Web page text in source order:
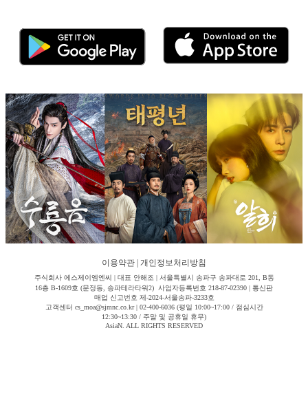
이용약관 개인정보처리방침
주식회사 에스제이엠엔씨 | 대표 안해조 | 서울특별시 송파구 송파대로 201, B동
16층 B-1609호 (문정동, 송파테라타워2) 사업자등록번호 218-87-02390 | 통신판
매업 신고번호 제-2024-서울송파-3233호
고객센터 cs_moa@sjmnc.co.kr | 02-400-6036 (평일 10:00~17:00 / 점심시간
12:30~13:30 / 주말 및 공휴일 휴무)
AsiaN. ALL RIGHTS RESERVED